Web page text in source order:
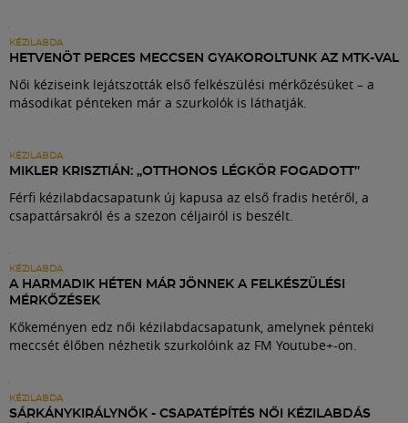
KÉZILABDA
HETVENÖT PERCES MECCSEN GYAKOROLTUNK AZ MTK-VAL
Női kéziseink lejátszották első felkészülési mérkőzésüket – a
másodikat pénteken már a szurkolók is láthatják.
KÉZILABDA
MIKLER KRISZTIÁN: „OTTHONOS LÉGKÖR FOGADOTT”
Férfi kézilabdacsapatunk új kapusa az első fradis hetéről, a
csapattársakról és a szezon céljairól is beszélt.
KÉZILABDA
A HARMADIK HÉTEN MÁR JÖNNEK A FELKÉSZÜLÉSI
MÉRKŐZÉSEK
Kőkeményen edz női kézilabdacsapatunk, amelynek pénteki
meccsét élőben nézhetik szurkolóink az FM Youtube+-on.
KÉZILABDA
SÁRKÁNYKIRÁLYNŐK - CSAPATÉPÍTÉS NŐI KÉZILABDÁS